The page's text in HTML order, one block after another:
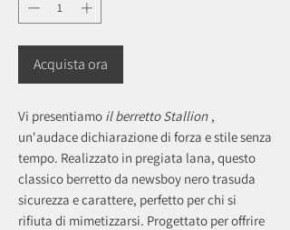
Acquista ora
Vi presentiamo il berretto Stallion ,
un'audace dichiarazione di forza e stile senza
tempo. Realizzato in pregiata lana, questo
classico berretto da newsboy nero trasuda
sicurezza e carattere, perfetto per chi si
rifiuta di mimetizzarsi. Progettato per offrire